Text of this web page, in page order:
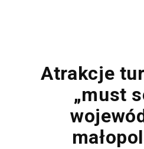
Atrakcje
„must